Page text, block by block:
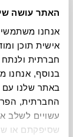
האתר עושה
אישית תוכן
חברתית
בנוסף, אנחנו
באתר שלנו עם
החברתית,
עשויים לשלב
שסיפקתם או
תוכלו למצוא אותי
צבעים